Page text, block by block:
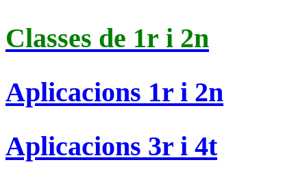
Classes de 1r i 2n
Aplicacions 1r i 2n
Aplicacions 3r i 4t